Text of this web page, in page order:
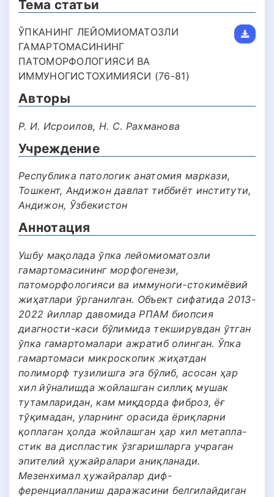
Тема статьи
ЎПКАНИНГ ЛЕЙОМИОМАТОЗЛИ
ГАМАРТОМАСИНИНГ
ПАТОМОРФОЛОГИЯСИ ВА
ИММУНОГИСТОХИМИЯСИ (76-81)
Авторы
Р. И. Исроилов, Н. С. Рахманова
Учреждение
Республика патологик анатомия маркази,
Тошкент, Андижон давлат тиббиёт институти,
Андижон, Ўзбекистон
Аннотация
Ушбу мақолада ўпка лейомиоматозли
гамартомасининг морфогенези,
патоморфологияси ва иммуноги-стокимёвий
жиҳатлари ўрганилган. Объект сифатида 2013-
2022 йиллар давомида РПАМ биопсия
диагности-каси бўлимида текширувдан ўтган
ўпка гамартомалари ажратиб олинган. Ўпка
гамартомаси микроскопик жиҳатдан
полиморф тузилишга эга бўлиб, асосан ҳар
хил йўналишда жойлашган силлиқ мушак
тутамларидан, кам миқдорда фиброз, ёғ
тўқимадан, уларнинг орасида ёриқларни
қоплаган ҳолда жойлашган ҳар хил метапла-
стик ва диспластик ўзгаришларга учраган
эпителий ҳужайралари аниқланади.
Мезенхимал ҳужайралар диф-
ференциалланиш даражасини белгилайдиган